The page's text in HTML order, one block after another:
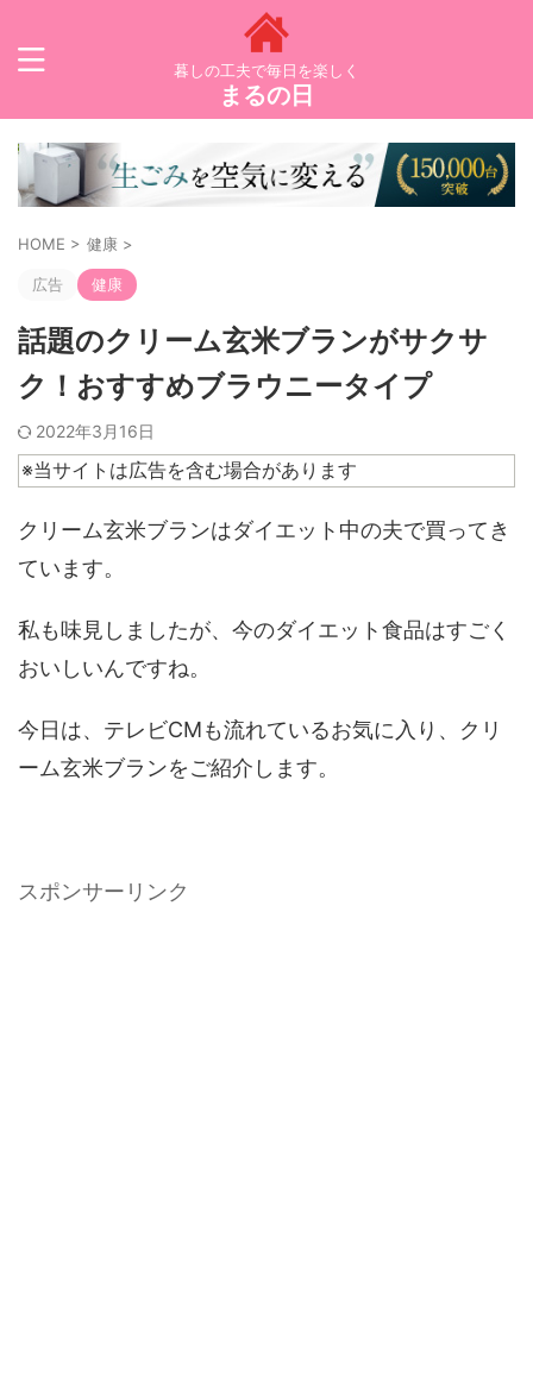
暮しの工夫で毎日を楽しく
まるの日
HOME > 健康 >
広告 健康
話題のクリーム玄米ブランがサクサ
ク！おすすめブラウニータイプ
2022年3月16日
※当サイトは広告を含む場合があります
クリーム玄米ブランはダイエット中の夫で買ってき
ています。
私も味見しましたが、今のダイエット食品はすごく
おいしいんですね。
今日は、テレビCMも流れているお気に入り、クリ
ーム玄米ブランをご紹介します。
スポンサーリンク